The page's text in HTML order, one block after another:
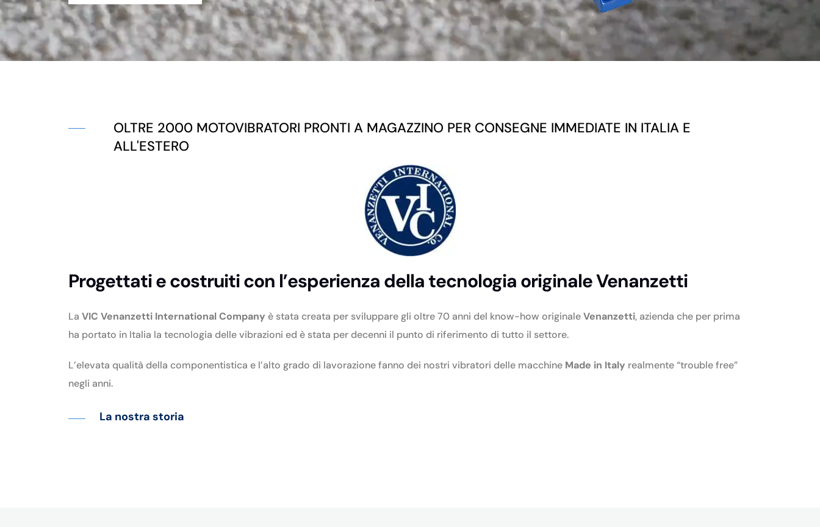
OLTRE 2000 MOTOVIBRATORI PRONTI A MAGAZZINO PER CONSEGNE IMMEDIATE IN ITALIA E
ALL'ESTERO
Progettati e costruiti con l’esperienza della tecnologia originale Venanzetti
La VIC Venanzetti International Company è stata creata per sviluppare gli oltre 70 anni del know-how originaleVenanzetti, azienda che per prima
ha portato in Italia la tecnologia delle vibrazioni ed è stata per decenni il punto di riferimento di tutto il settore.
L’elevata qualità della componentistica e l’alto grado di lavorazione fanno dei nostri vibratori delle macchine Made in Italy realmente “trouble free”
negli anni.
La nostra storia